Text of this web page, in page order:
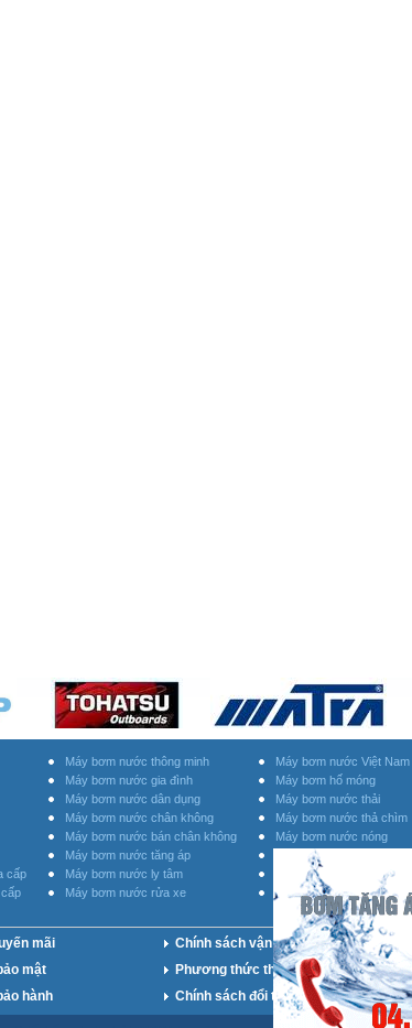
cấp
Máy bơm nước thông minh
Máy bơm nước gia đình
Máy bơm nước dân dụng
Máy bơm nước chân không
Máy bơm nước bán chân không
Máy bơm nước tăng áp
Máy bơm nước ly tâm
Máy bơm nước rửa xe
Máy bơm nước Việt Nam
Máy bơm hố móng
Máy bơm nước thải
Máy bơm nước thả chìm
Máy bơm nước nóng
Máy bơm nước Inox
Máy bơm nước họng súng
Phụ kiện máy bơm nước
mãi
mật
hành
Chính sách vận chuyển
Phương thức thanh toán
Chính sách đổi trả hàng hóa